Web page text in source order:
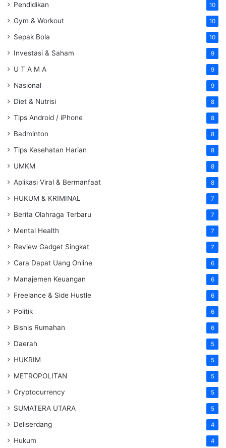
Pendidikan 10
Gym & Workout 10
Sepak Bola 10
Investasi & Saham 9
U T A M A 9
Nasional 9
Diet & Nutrisi 8
Tips Android / iPhone 8
Badminton 8
Tips Kesehatan Harian 8
UMKM 8
Aplikasi Viral & Bermanfaat 8
HUKUM & KRIMINAL 7
Berita Olahraga Terbaru 7
Mental Health 7
Review Gadget Singkat 7
Cara Dapat Uang Online 6
Manajemen Keuangan 6
Freelance & Side Hustle 6
Politik 6
Bisnis Rumahan 6
Daerah 5
HUKRIM 5
METROPOLITAN 5
Cryptocurrency 5
SUMATERA UTARA 5
Deliserdang 4
Hukum 4